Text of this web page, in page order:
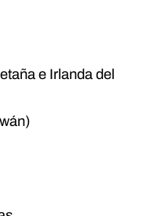
e Irlanda del